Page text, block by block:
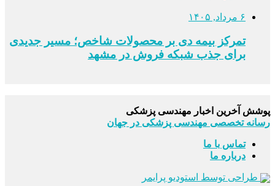
۶ مرداد, ۱۴۰۵
تمرکز بیمه دی بر محصولات شاخص؛ مسیر جدیدی
برای جذب شبکه فروش در مشهد
پوشش آخرین اخبار مهندسی پزشکی
رسانه تخصصی مهندسی پزشکی در جهان
تماس با ما
درباره ما
طراحی توسط استودیو پرایمر